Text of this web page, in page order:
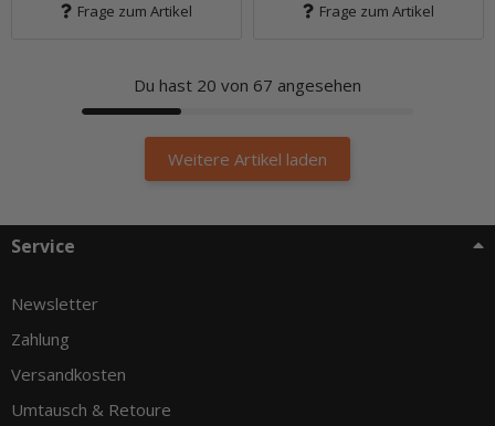
Frage zum Artikel Frage zum Artikel
Du hast 20 von 67 angesehen
Weitere Artikel laden
Service
Newsletter
Zahlung
Versandkosten
Umtausch & Retoure